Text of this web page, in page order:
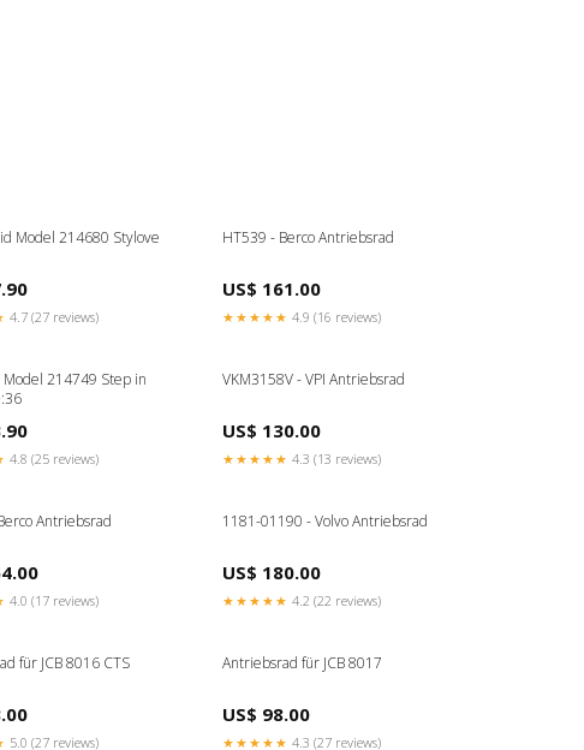
Model 214680 Stylove
4.7 (27 reviews)
HT539 - Berco Antriebsrad
US$ 161.00
★★★★★ 4.9 (16 reviews)
Model 214749 Step in
4.8 (25 reviews)
VKM3158V - VPI Antriebsrad
US$ 130.00
★★★★★ 4.3 (13 reviews)
Antriebsrad
4.0 (17 reviews)
1181-01190 - Volvo Antriebsrad
US$ 180.00
★★★★★ 4.2 (22 reviews)
für JCB 8016 CTS
5.0 (27 reviews)
Antriebsrad für JCB 8017
US$ 98.00
★★★★★ 4.3 (27 reviews)